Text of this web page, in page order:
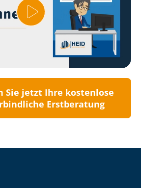
Sie jetzt Ihre kostenlose
Erstberatung